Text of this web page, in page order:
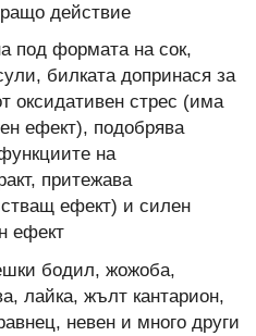
действие
под формата на сок,
билката допринася за
оксидативен стрес (има
ефект), подобрява
на
притежава
ефект) и силен
ефект
бодил, жожоба,
лайка, жълт кантарион,
невен и много други